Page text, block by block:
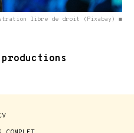
libre de droit (Pixabay) ◼